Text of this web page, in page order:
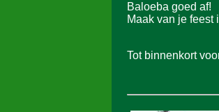
Baloeba goed af!
Maak van je feest
Tot binnenkort